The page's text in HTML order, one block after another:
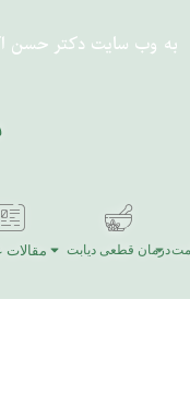
به وب سایت دکتر حسن
درمان قطعی دیابت